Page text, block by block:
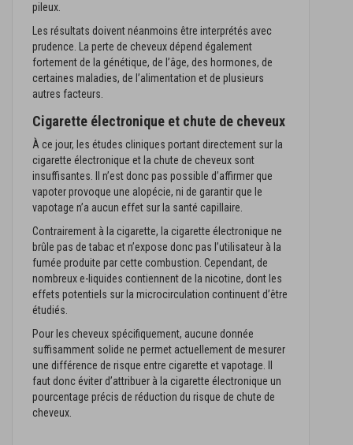
pileux.
Les résultats doivent néanmoins être interprétés avec
prudence. La perte de cheveux dépend également
fortement de la génétique, de l’âge, des hormones, de
certaines maladies, de l’alimentation et de plusieurs
autres facteurs.
Cigarette électronique et chute de cheveux
À ce jour, les études cliniques portant directement sur la
cigarette électronique et la chute de cheveux sont
insuffisantes. Il n’est donc pas possible d’affirmer que
vapoter provoque une alopécie, ni de garantir que le
vapotage n’a aucun effet sur la santé capillaire.
Contrairement à la cigarette, la cigarette électronique ne
brûle pas de tabac et n’expose donc pas l’utilisateur à la
fumée produite par cette combustion. Cependant, de
nombreux e-liquides contiennent de la nicotine, dont les
effets potentiels sur la microcirculation continuent d’être
étudiés.
Pour les cheveux spécifiquement, aucune donnée
suffisamment solide ne permet actuellement de mesurer
une différence de risque entre cigarette et vapotage. Il
faut donc éviter d’attribuer à la cigarette électronique un
pourcentage précis de réduction du risque de chute de
cheveux.